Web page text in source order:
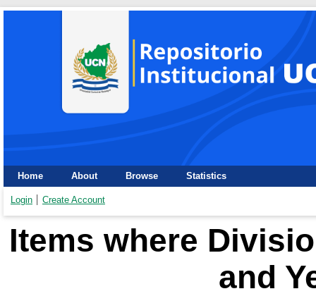
Home About Browse Statistics
Login Create Account
Items where
and